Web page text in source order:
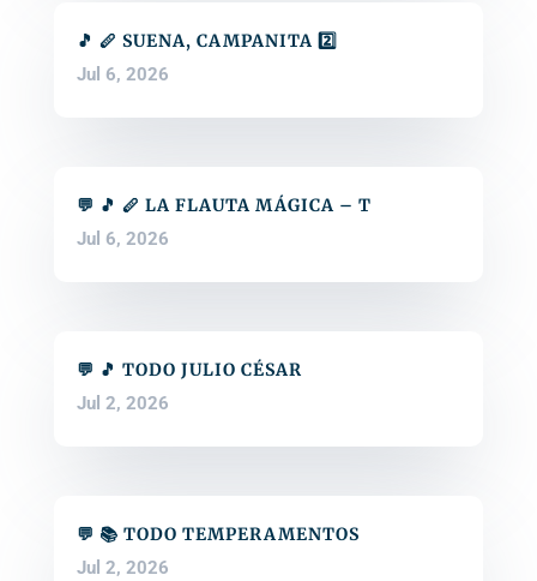
🎵 🪈 SUENA, CAMPANITA 2️⃣
Jul 6, 2026
💬 🎵 🪈 LA FLAUTA MÁGICA – T
Jul 6, 2026
💬 🎵 TODO JULIO CÉSAR
Jul 2, 2026
💬 📚 TODO TEMPERAMENTOS
Jul 2, 2026